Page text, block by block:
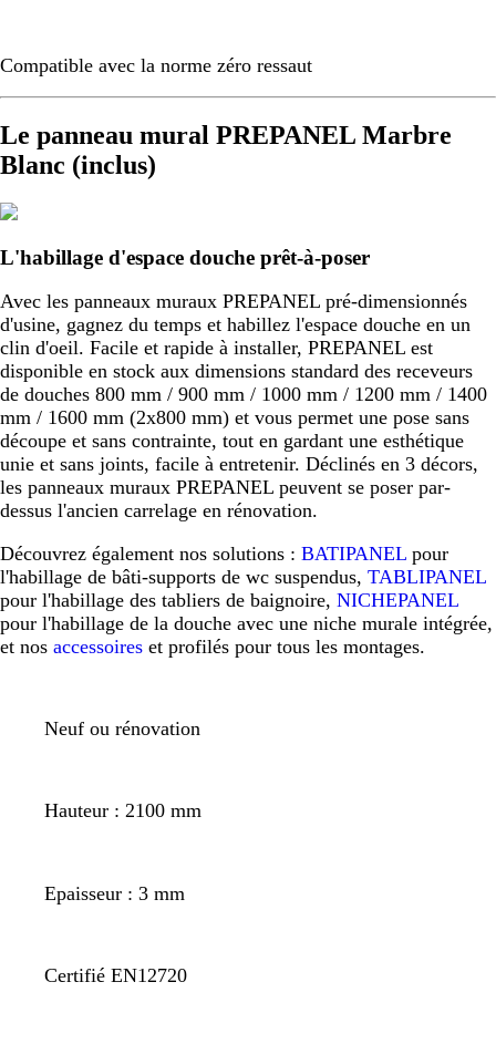
Compatible avec la norme zéro ressaut
Le panneau mural PREPANEL Marbre
Blanc (inclus)
L'habillage d'espace douche prêt-à-poser
Avec les panneaux muraux PREPANEL pré-dimensionnés
d'usine, gagnez du temps et habillez l'espace douche en un
clin d'oeil. Facile et rapide à installer, PREPANEL est
disponible en stock aux dimensions standard des receveurs
de douches 800 mm / 900 mm / 1000 mm / 1200 mm / 1400
mm / 1600 mm (2x800 mm) et vous permet une pose sans
découpe et sans contrainte, tout en gardant une esthétique
unie et sans joints, facile à entretenir. Déclinés en 3 décors,
les panneaux muraux PREPANEL peuvent se poser par-
dessus l'ancien carrelage en rénovation.
Découvrez également nos solutions : BATIPANEL pour
l'habillage de bâti-supports de wc suspendus, TABLIPANEL
pour l'habillage des tabliers de baignoire, NICHEPANEL
pour l'habillage de la douche avec une niche murale intégrée,
et nos accessoires et profilés pour tous les montages.
Neuf ou rénovation
Hauteur : 2100 mm
Epaisseur : 3 mm
Certifié EN12720